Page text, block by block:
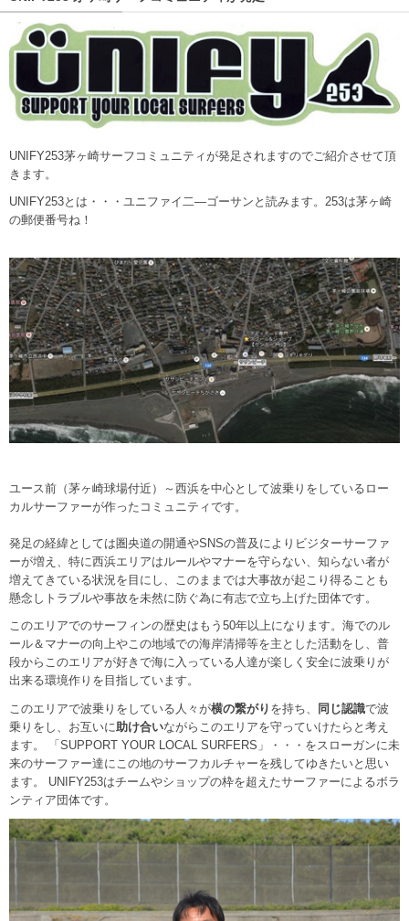
UNIFY253茅ヶ崎サーフコミュニティが発足されますのでご紹介させて頂
きます。
UNIFY253とは・・・ユニファイ二―ゴーサンと読みます。253は茅ヶ崎
の郵便番号ね！
ユース前（茅ヶ崎球場付近）～西浜を中心として波乗りをしているロー
カルサーファーが作ったコミュニティです。
発足の経緯としては圏央道の開通やSNSの普及によりビジターサーファ
ーが増え、特に西浜エリアはルールやマナーを守らない、知らない者が
増えてきている状況を目にし、このままでは大事故が起こり得ることも
懸念しトラブルや事故を未然に防ぐ為に有志で立ち上げた団体です。
このエリアでのサーフィンの歴史はもう50年以上になります。海でのル
ール＆マナーの向上やこの地域での海岸清掃等を主とした活動をし、普
段からこのエリアが好きで海に入っている人達が楽しく安全に波乗りが
出来る環境作りを目指しています。
このエリアで波乗りをしている人々が横の繋がり を持ち、 同じ認識で波
乗りをし、お互いに 助け合いながらこのエリアを守っていけたらと考え
ます。 「SUPPORT YOUR LOCAL SURFERS」・・・をスローガンに未
来のサーファー達にこの地のサーフカルチャーを残してゆきたいと思い
ます。 UNIFY253はチームやショップの枠を超えたサーファーによるボラ
ンティア団体です。